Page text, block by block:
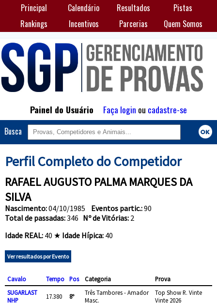
Principal Calendário Resultados
Pistas
Rankings
Incentivos Parcerias Quem Somos
Painel do Usuário Faça login ou cadastre-se
Busca
Perfil Completo do Competidor
RAFAEL AUGUSTO PALMA MARQUES DA
SILVA
Nascimento:04/10/1985 Eventos partic.:90
Total de passadas:346 Nº de Vitórias: 2
Idade REAL:40 ★ Idade Hípica:40
Ver resultados por Evento
Cavalo Tempo Pos Categoria
Prova
SUGARLAST
NHP
17.380 8º
Três Tambores - Amador
Masc.
Top Show R. Vinte
Vinte 2026